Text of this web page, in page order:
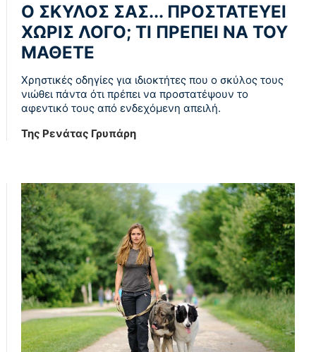
Ο ΣΚΎΛΟΣ ΣΑΣ... ΠΡΟΣΤΑΤΕΎΕΙ
ΧΩΡΊΣ ΛΌΓΟ; ΤΊ ΠΡΈΠΕΙ ΝΑ ΤΟΥ
ΜΆΘΕΤΕ
Χρηστικές οδηγίες για ιδιοκτήτες που ο σκύλος τους
νιώθει πάντα ότι πρέπει να προστατέψουν το
αφεντικό τους από ενδεχόμενη απειλή.
Της Ρενάτας Γρυπάρη